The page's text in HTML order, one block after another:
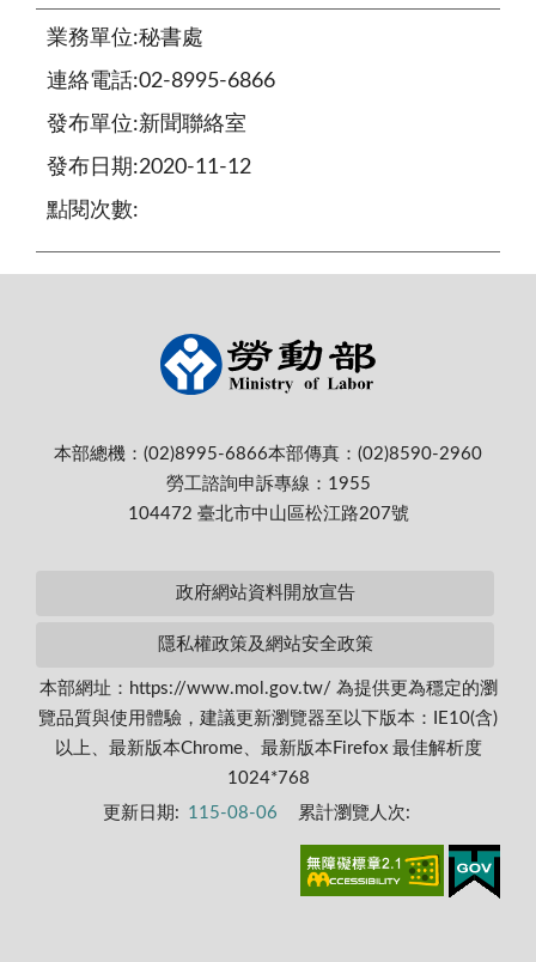
業務單位:秘書處
連絡電話:02-8995-6866
發布單位:新聞聯絡室
發布日期:2020-11-12
點閱次數:
本部總機：(02)8995-6866本部傳真：(02)8590-2960
勞工諮詢申訴專線：1955
104472 臺北市中山區松江路207號
政府網站資料開放宣告
隱私權政策及網站安全政策
本部網址：https://www.mol.gov.tw/ 為提供更為穩定的瀏
覽品質與使用體驗，建議更新瀏覽器至以下版本：IE10(含)
以上、最新版本Chrome、最新版本Firefox 最佳解析度
1024*768
更新日期: 115-08-06 累計瀏覽人次: